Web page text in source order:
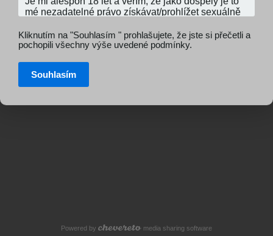
Kliknutím na "Souhlasím " prohlašujete, že jste si přečetli a
pochopili všechny výše uvedené podmínky.
Souhlasím
Powered by media sharing software